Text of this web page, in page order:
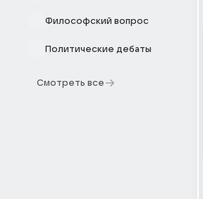
Философский вопрос
Политические дебаты
Смотреть все